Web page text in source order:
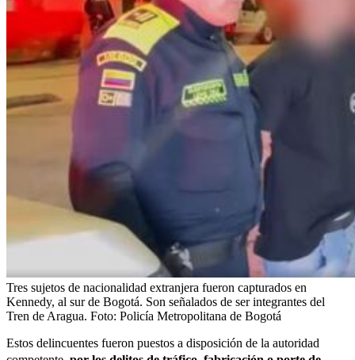
Tres sujetos de nacionalidad extranjera fueron capturados en
Kennedy, al sur de Bogotá. Son señalados de ser integrantes del
Tren de Aragua. Foto: Policía Metropolitana de Bogotá
Estos delincuentes fueron puestos a disposición de la autoridad